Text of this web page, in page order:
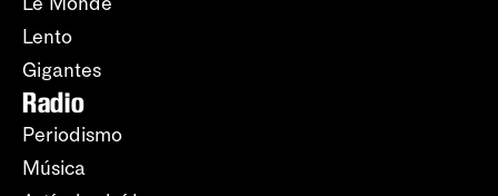
Lento
Gigantes
Radio
Periodismo
Música